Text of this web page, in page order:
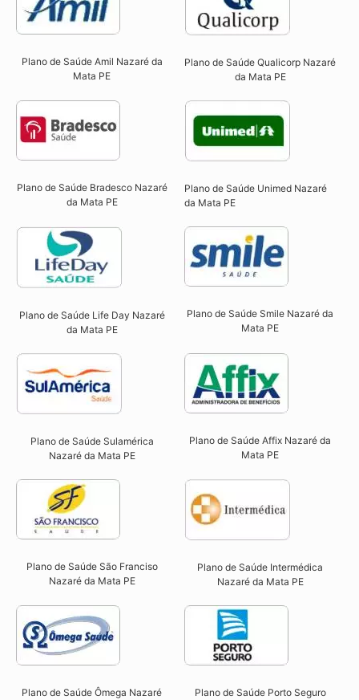
Plano de Saúde Amil Nazaré da
Mata PE
Plano de Saúde Qualicorp Nazaré
da Mata PE​
Plano de Saúde Bradesco Nazaré
da Mata PE
Plano de Saúde Unimed Nazaré
da Mata PE
Plano de Saúde Life Day Nazaré
da Mata PE
Plano de Saúde Smile Nazaré da
Mata PE​
Plano de Saúde Sulamérica
Nazaré da Mata PE
Plano de Saúde Affix Nazaré da
Mata PE​
Plano de Saúde São Franciso
Nazaré da Mata PE​
Plano de Saúde Intermédica
Nazaré da Mata PE​
Plano de Saúde Ômega Nazaré
Plano de Saúde Porto Seguro